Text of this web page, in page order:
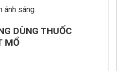
ánh sáng.
DÙNG THUỐC
MỔ